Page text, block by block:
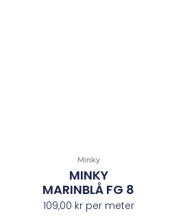
Minky
MINKY
MARINBLÅ FG 8
109,00 krper meter